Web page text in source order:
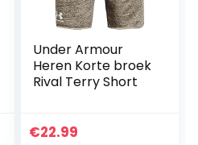
Under Armour
Heren Korte broek
Rival Terry Short
€22.99